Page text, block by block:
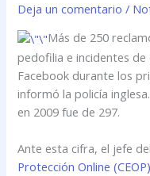
Deja un comentario /
Más de 250
pedofilia e incidentes
Facebook durante los
informó la policía
en 2009 fue de 297.
Ante esta cifra, el jefe
Protección Online (CEOP)